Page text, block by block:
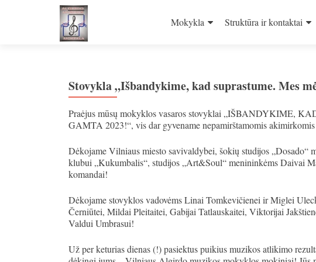
to
Mokykla Struktūra ir kontaktai
Stovykla „Išbandykime, kad suprastume. Mes
Praėjus mūsų mokyklos vasaros stovyklai „IŠBANDYKIME,
GAMTA 2023!“, vis dar gyvename nepamirštamomis
Dėkojame Vilniaus miesto savivaldybei, šokių studijos
klubui „Kukumbalis“, studijos „Art&Soul“ menininkėms Daivai
komandai!
Dėkojame stovyklos vadovėms Linai Tomkevičienei ir Miglei
Černiūtei, Mildai Pleitaitei, Gabijai Tatlauskaitei, Viktorijai
Valdui Umbrasui!
Už per keturias dienas (!) pasiektus puikius muzikos atlikimo